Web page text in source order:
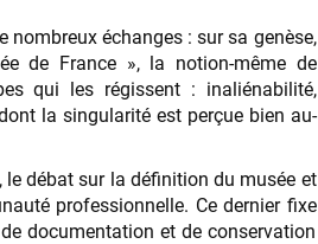
nombreux échanges : sur sa genèse,
de France », la notion-même de
qui les régissent : inaliénabilité,
la singularité est perçue bien au-
le débat sur la définition du musée et
professionnelle. Ce dernier fixe
documentation et de conservation